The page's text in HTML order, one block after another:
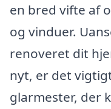
en bred vifte af
og vinduer.
renoveret dit
nyt, er det
glarmester, der